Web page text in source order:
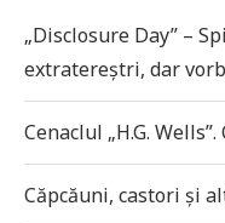
„Disclosure Day” –
extratereștri, dar
Cenaclul „H.G.
Căpcăuni, castori și